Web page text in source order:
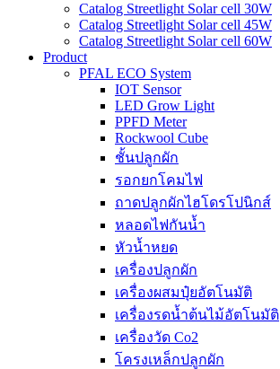
Catalog Streetlight Solar cell 30W
Catalog Streetlight Solar cell 45W
Catalog Streetlight Solar cell 60W
Product
PFAL ECO System
IOT Sensor
LED Grow Light
PPFD Meter
Rockwool Cube
ชั้นปลูกผัก
รอกยกโคมไฟ
ถาดปลูกผักไฮโดรโปนิกส์
หลอดไฟกันน้ำ
หัวน้ำหยด
เครื่องปลูกผัก
เครื่องผสมปุ๋ยอัตโนมัติ
เครื่องรดน้ำต้นไม้อัตโนมัติ
เครื่องวัด Co2
โครงเหล็กปลูกผัก